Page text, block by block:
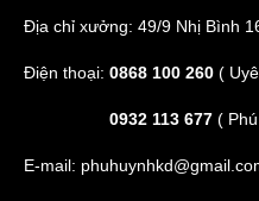
Địa chỉ xưởng: 49/9 Nhị Bình
Điện thoại: 0868 100 260 (
0932 113 677 (
E-mail: